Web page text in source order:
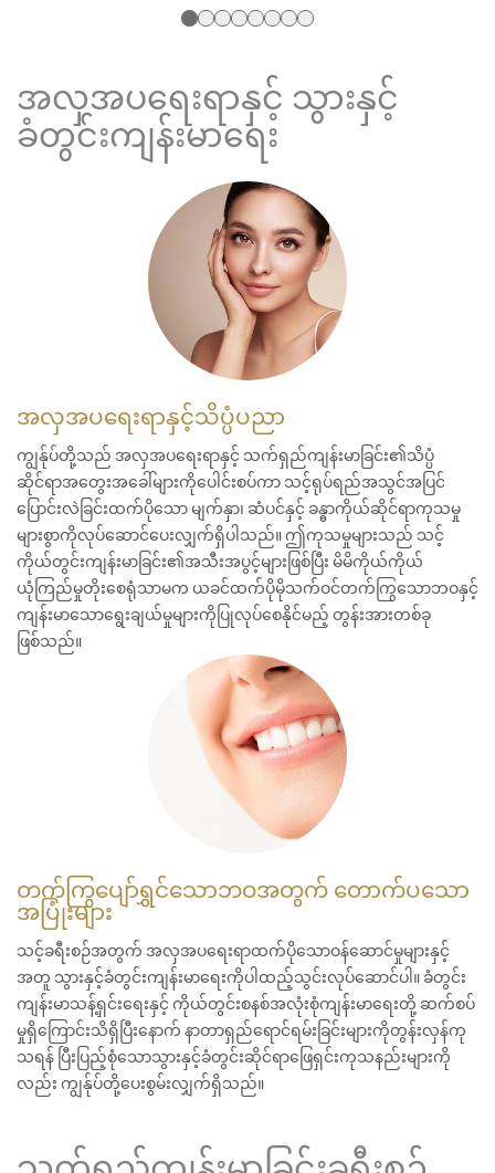
အလှအပရေးရာနှင့် သွားနှင့်
ခံတွင်းကျန်းမာရေး
အလှအပရေးရာနှင့်သိပ္ပံပညာ
ကျွန်ုပ်တို့သည် အလှအပရေးရာနှင့် သက်ရှည်ကျန်းမာခြင်း၏သိပ္ပံ
ဆိုင်ရာအတွေးအခေါ်များကိုပေါင်းစပ်ကာ သင့်ရုပ်ရည်အသွင်အပြင်
ပြောင်းလဲခြင်းထက်ပိုသော မျက်နှာ၊ ဆံပင်နှင့် ခန္ဓာကိုယ်ဆိုင်ရာကုသမှု
များစွာကိုလုပ်ဆောင်ပေးလျှက်ရှိပါသည်။ ဤကုသမှုများသည် သင့်
ကိုယ်တွင်းကျန်းမာခြင်း၏အသီးအပွင့်များဖြစ်ပြီး မိမိကိုယ်ကိုယ်
ယုံကြည်မှုတိုးစေရုံသာမက ယခင်ထက်ပိုမိုသက်ဝင်တက်ကြွသောဘဝနှင့်
ကျန်းမာသောရွေးချယ်မှုများကိုပြုလုပ်စေနိုင်မည့် တွန်းအားတစ်ခု
ဖြစ်သည်။
တက်ကြွပျော်ရွှင်သောဘဝအတွက် တောက်ပသော
အပြုံးများ
သင့်ခရီးစဉ်အတွက် အလှအပရေးရာထက်ပိုသောဝန်ဆောင်မှုများနှင့်
အတူ သွားနှင့်ခံတွင်းကျန်းမာရေးကိုပါထည့်သွင်းလုပ်ဆောင်ပါ။ ခံတွင်း
ကျန်းမာသန့်ရှင်းရေးနှင့် ကိုယ်တွင်းစနစ်အလုံးစုံကျန်းမာရေးတို့ ဆက်စပ်
မှုရှိကြောင်းသိရှိပြီးနောက် နာတာရှည်ရောင်ရမ်းခြင်းများကိုတွန်းလှန်ကု
သရန် ပြီးပြည့်စုံသောသွားနှင့်ခံတွင်းဆိုင်ရာဖြေရှင်းကုသနည်းများကို
လည်း ကျွန်ုပ်တို့ပေးစွမ်းလျှက်ရှိသည်။